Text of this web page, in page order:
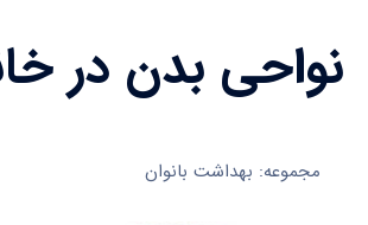
نواحی بدن در
مجموعه: بهداشت بانوان